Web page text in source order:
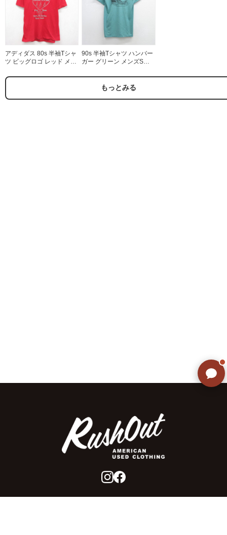
アディダス 80s 半袖Tシャ
ツ ビッグロゴ レッド メン
90s 半袖Tシャツ ハンバー
ガー グリーン メンズS相
もっとみる